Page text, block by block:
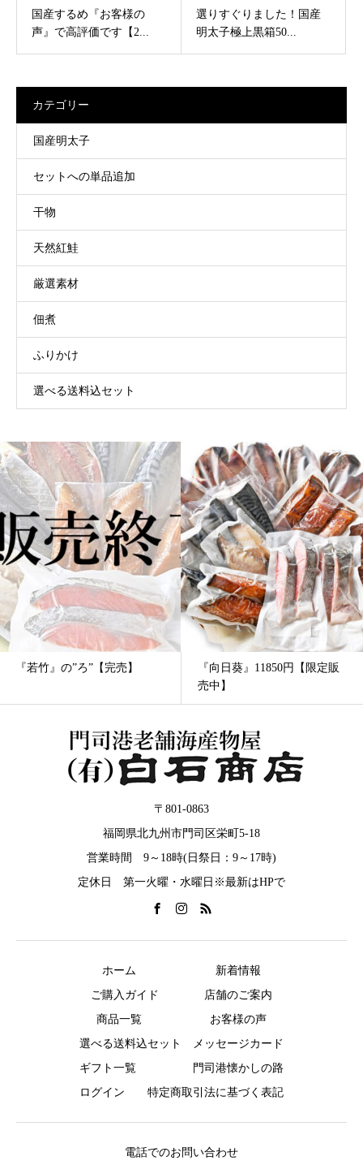
国産するめ『お客様の
声』で高評価です【2...
選りすぐりました！国産
明太子極上黒箱50...
カテゴリー
国産明太子
セットへの単品追加
干物
天然紅鮭
厳選素材
佃煮
ふりかけ
選べる送料込セット
『若竹』の”ろ”【完売】
『向日葵』11850円【限定販
売中】
〒801-0863
福岡県北九州市門司区栄町5-18
営業時間 9～18時(日祭日：9～17時)
定休日 第一火曜・水曜日※最新はHPで
ホーム
新着情報
ご購入ガイド
店舗のご案内
商品一覧
お客様の声
選べる送料込セット
メッセージカード
ギフト一覧
門司港懐かしの路
ログイン
特定商取引法に基づく表記
電話でのお問い合わせ